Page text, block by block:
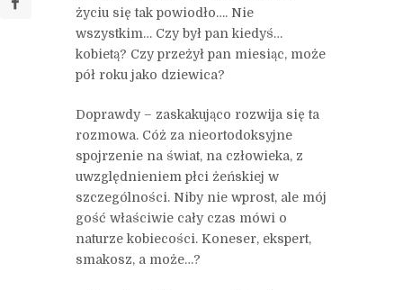
życiu się tak powiodło…. Nie
wszystkim… Czy był pan kiedyś…
kobietą? Czy przeżył pan miesiąc, może
pół roku jako dziewica?
Doprawdy – zaskakująco rozwija się ta
rozmowa. Cóż za nieortodoksyjne
spojrzenie na świat, na człowieka, z
uwzględnieniem płci żeńskiej w
szczególności. Niby nie wprost, ale mój
gość właściwie cały czas mówi o
naturze kobiecości. Koneser, ekspert,
smakosz, a może…?